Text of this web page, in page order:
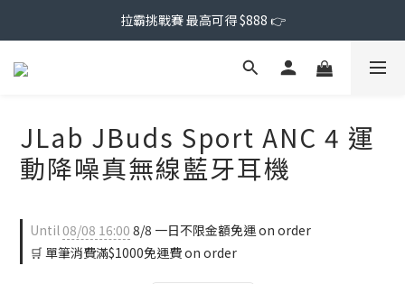
拉霸挑戰賽 最高可得 $888 👉
JLab JBuds Sport ANC 4 運
動降噪真無線藍牙耳機
Until08/08 16:00 8/8 一日不限金額免運 on order
🛒 單筆消費滿$1000免運費 on order